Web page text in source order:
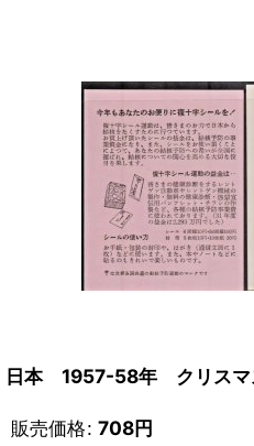
日本 1957-58年 クリスマ
販売価格: 708円